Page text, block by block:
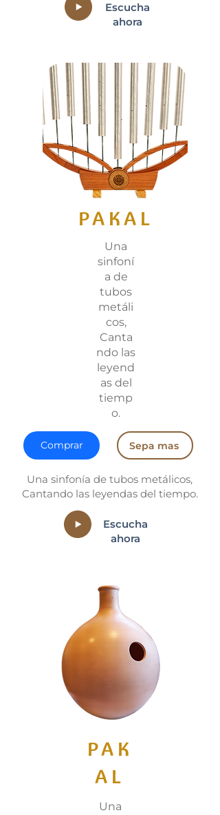
Escucha
ahora
PAKAL
Una
sinfoní
a de
tubos
metáli
cos,
Canta
ndo las
leyend
as del
tiemp
o.
Comprar Sepa mas
Una sinfonía de tubos metálicos,
Cantando las leyendas del tiempo.
Escucha
ahora
PAK
AL
Una